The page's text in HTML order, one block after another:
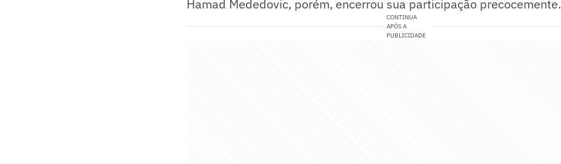
Hamad Mededovic, porém, encerrou sua participação precocemente.
CONTINUA
APÓS A
PUBLICIDADE